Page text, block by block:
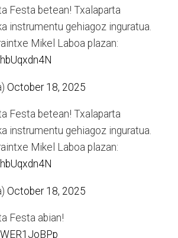
Festa betean! Txalaparta
instrumentu gehiagoz inguratua.
Mikel Laboa plazan:
October 18, 2025
Festa betean! Txalaparta
instrumentu gehiagoz inguratua.
Mikel Laboa plazan:
October 18, 2025
Festa abian!